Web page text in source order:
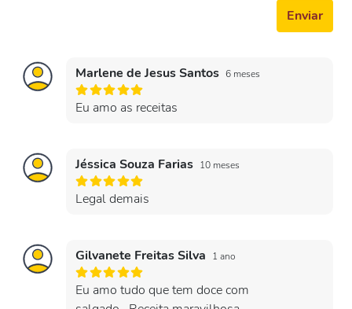
Enviar
Marlene de Jesus Santos 6 meses
Eu amo as receitas
Jéssica Souza Farias 10 meses
Legal demais
Gilvanete Freitas Silva 1 ano
Eu amo tudo que tem doce com